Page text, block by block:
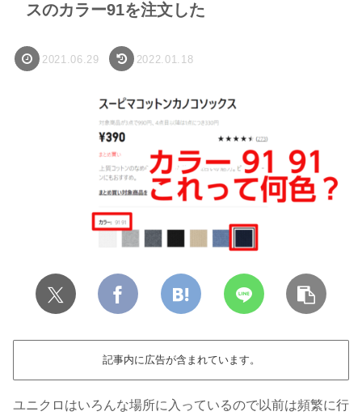
スのカラー91を注文した
2021.06.29 2022.01.18
記事内に広告が含まれています。
ユニクロはいろんな場所に入っているので以前は頻繁に行